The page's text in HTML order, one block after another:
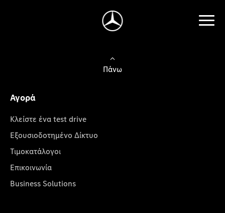
Πάνω
Αγορά
Κλείστε ένα test drive
Εξουσιοδοτημένο Δίκτυο
Τιμοκατάλογοι
Επικοινωνία
Business Solutions